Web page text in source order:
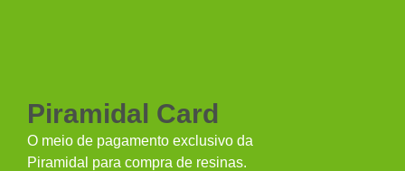
Piramidal Card
O meio de pagamento exclusivo da
Piramidal para compra de resinas.